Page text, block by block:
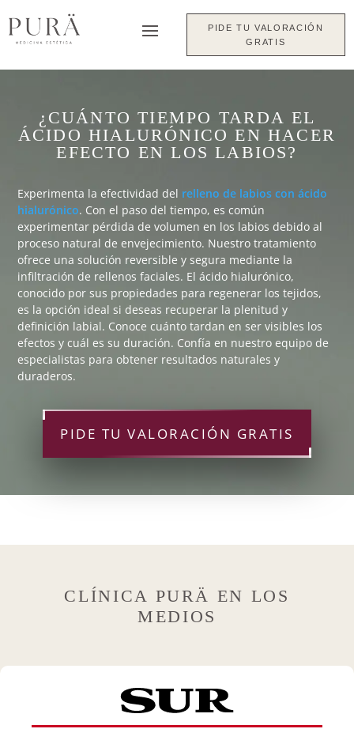
PIDE TU VALORACIÓN
GRATIS
¿CUÁNTO TIEMPO TARDA EL
ÁCIDO HIALURÓNICO EN HACER
EFECTO EN LOS LABIOS?
Experimenta la efectividad del relleno de labios con ácido
hialurónico. Con el paso del tiempo, es común
experimentar pérdida de volumen en los labios debido al
proceso natural de envejecimiento. Nuestro tratamiento
ofrece una solución reversible y segura mediante la
infiltración de rellenos faciales. El ácido hialurónico,
conocido por sus propiedades para regenerar los tejidos,
es la opción ideal si deseas recuperar la plenitud y
definición labial. Conoce cuánto tardan en ser visibles los
efectos y cuál es su duración. Confía en nuestro equipo de
especialistas para obtener resultados naturales y
duraderos.
PIDE TU VALORACIÓN GRATIS
CLÍNICA PURÄ EN LOS
MEDIOS